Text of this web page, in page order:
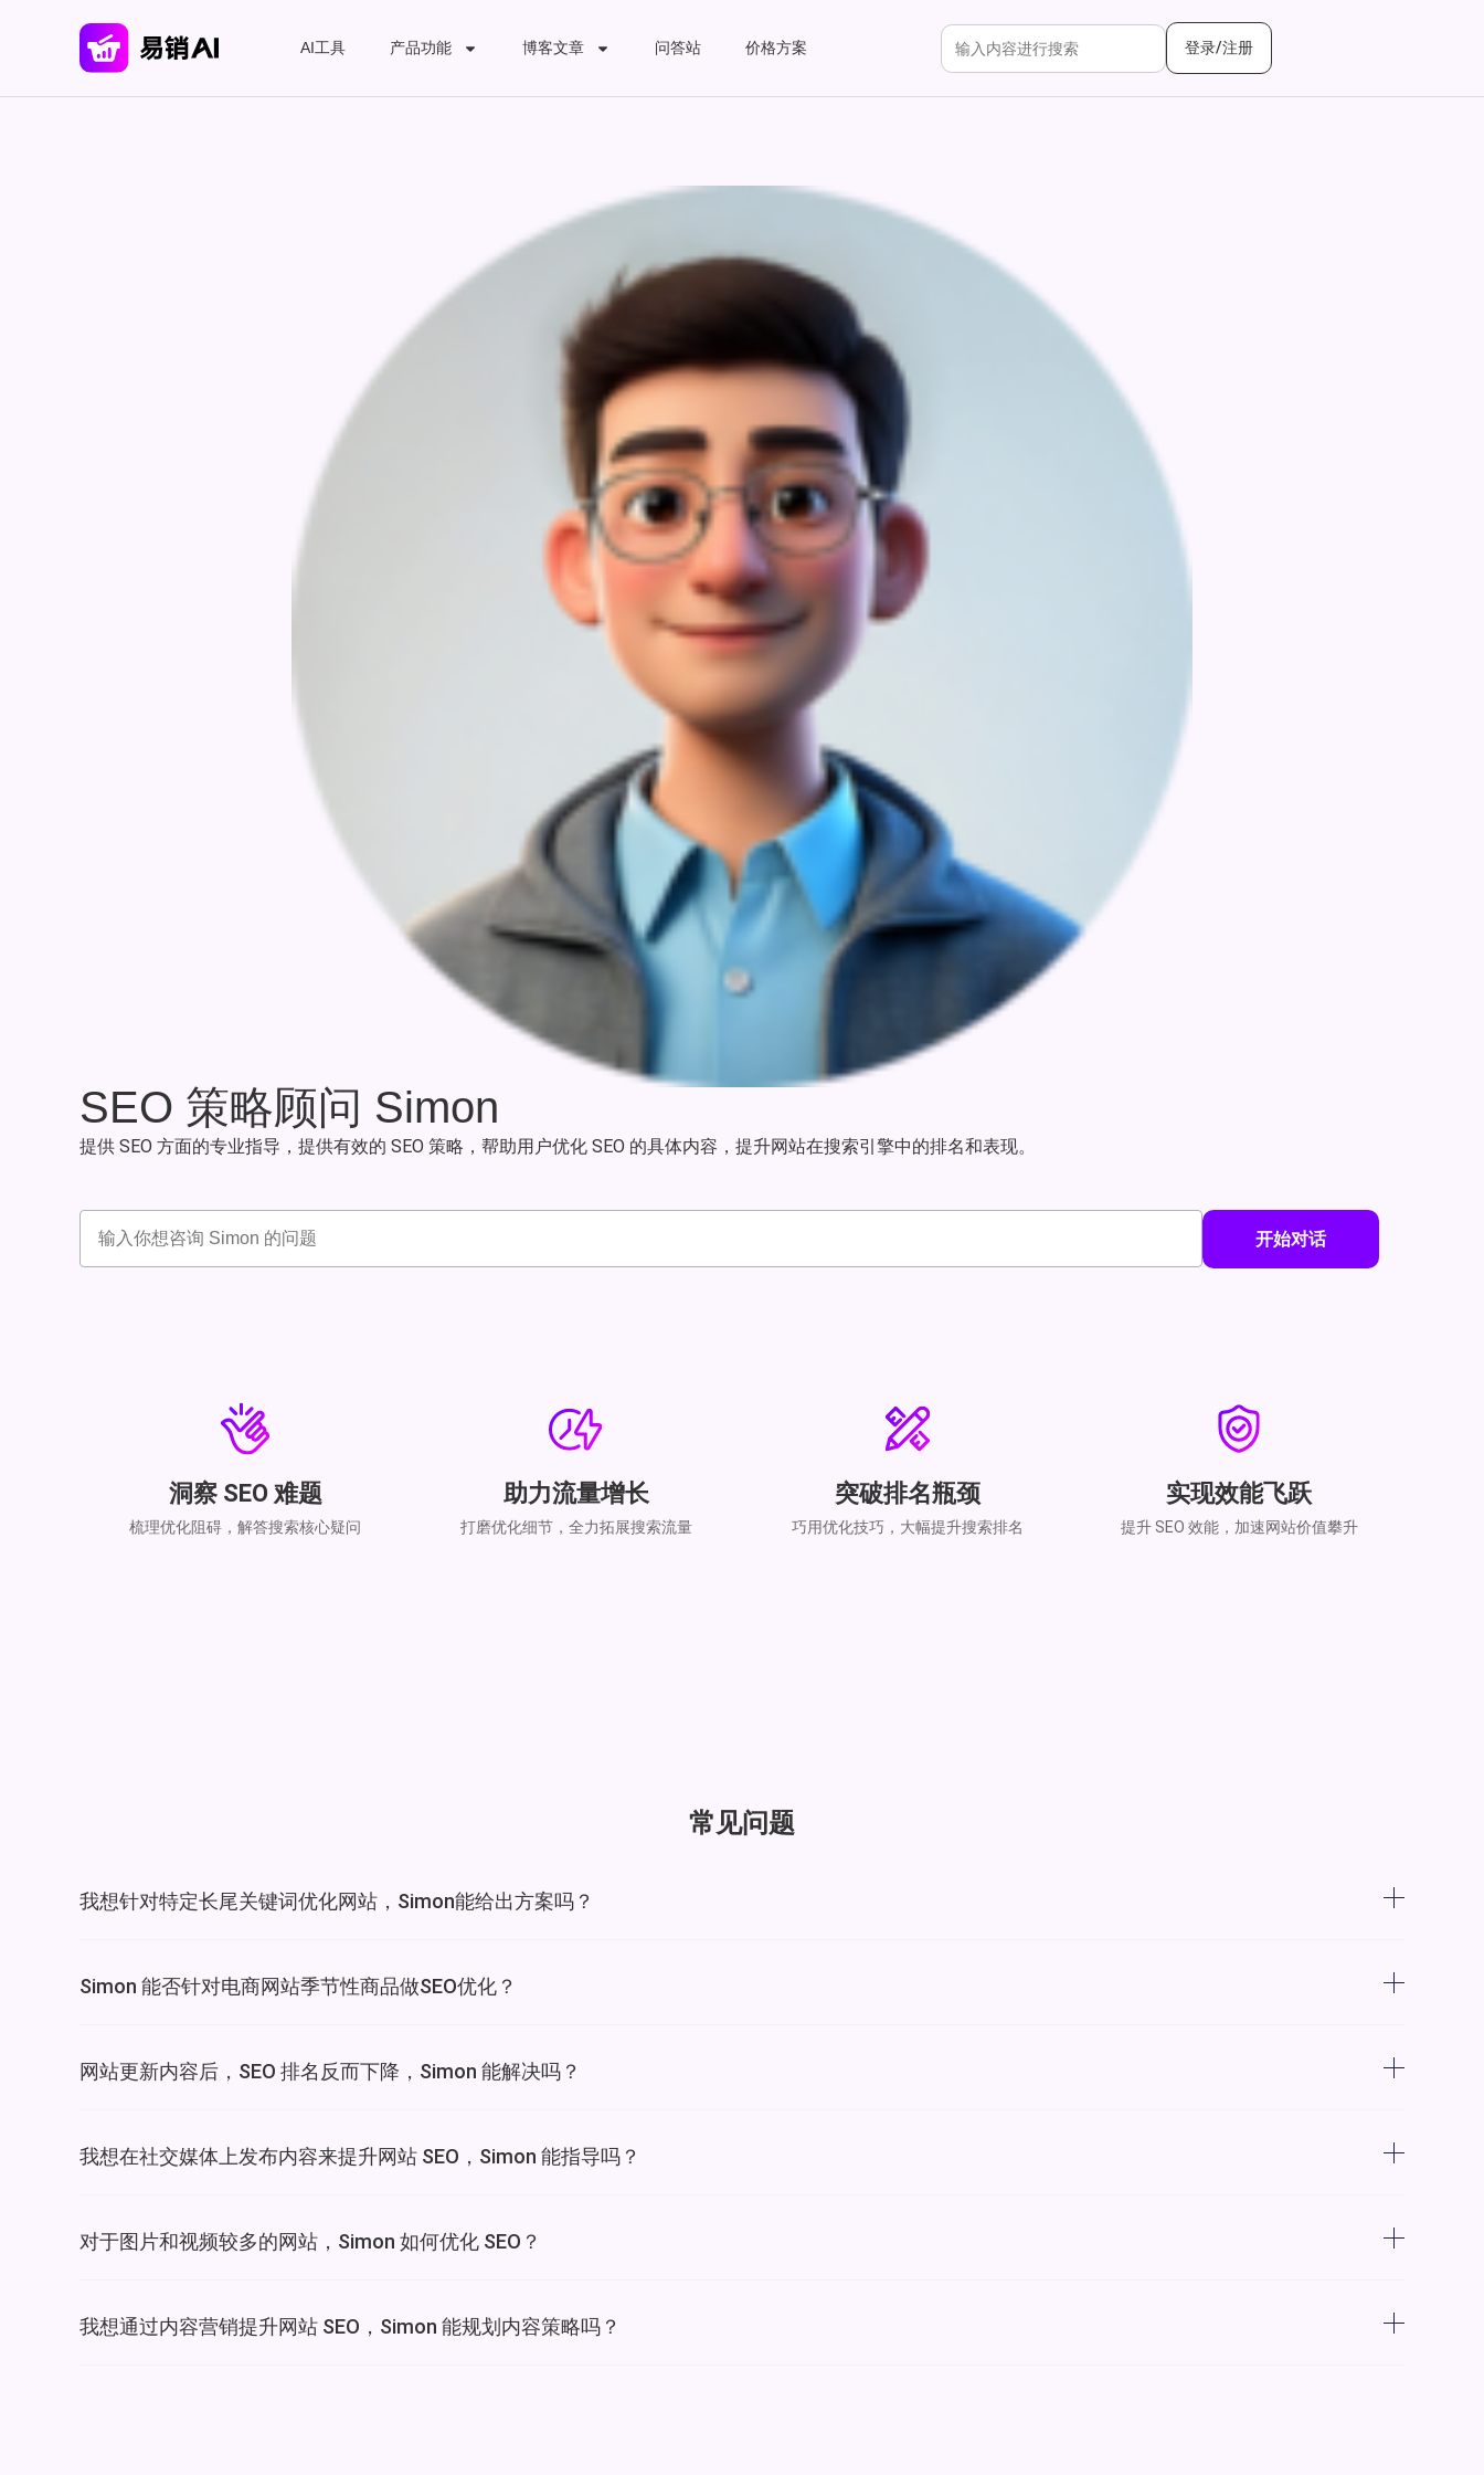
AI工具 产品功能 博客文章 问答站 价格方案 登录/注册
SEO 策略顾问 Simon
提供 SEO 方面的专业指导，提供有效的 SEO 策略，帮助用户优化 SEO 的具体内容，提升网站在搜索引擎中的排名和表现。
开始对话
洞察 SEO 难题
梳理优化阻碍，解答搜索核心疑问
助力流量增长
打磨优化细节，全力拓展搜索流量
突破排名瓶颈
巧用优化技巧，大幅提升搜索排名
实现效能飞跃
提升 SEO 效能，加速网站价值攀升
常见问题
我想针对特定长尾关键词优化网站，Simon能给出方案吗？
Simon 能否针对电商网站季节性商品做SEO优化？
网站更新内容后，SEO 排名反而下降，Simon 能解决吗？
我想在社交媒体上发布内容来提升网站 SEO，Simon 能指导吗？
对于图片和视频较多的网站，Simon 如何优化 SEO？
我想通过内容营销提升网站 SEO，Simon 能规划内容策略吗？